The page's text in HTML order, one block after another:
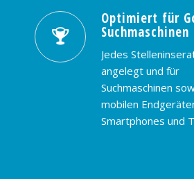
Optimiert für
Suchmaschinen
Jedes
angelegt und für
Suchmaschinen
mobilen
Smartphones und